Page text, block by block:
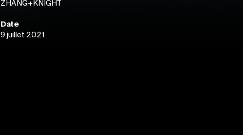
ZHANG+KNIGHT
Date
9 juillet 2021